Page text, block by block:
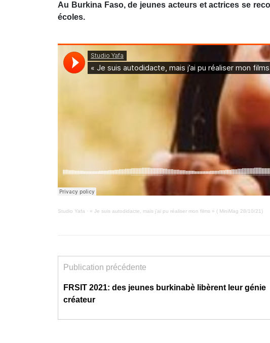
Au Burkina Faso, de jeunes acteurs et actrices se
écoles.
Studio Yafa · « Je suis autodidacte, mais j’ai pu réaliser mon films » ( MiniMag 28/10/21)
Publication précédente
FRSIT 2021: des jeunes burkinabè libèrent leur génie
créateur